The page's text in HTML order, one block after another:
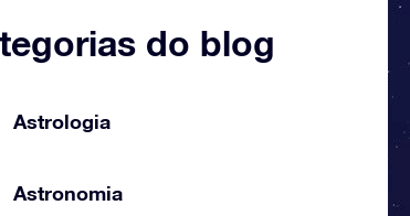
do blog
Astrologia
Astronomia